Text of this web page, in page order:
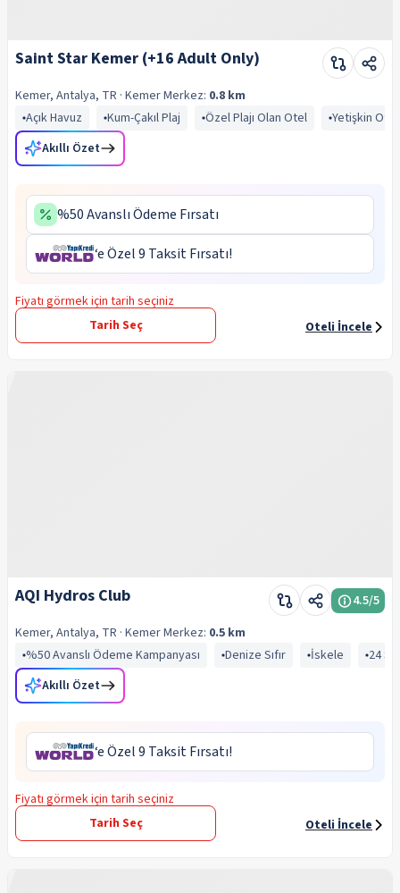
Saint Star Kemer (+16 Adult Only)
Kemer, Antalya, TR · KemerMerkez: 0.8 km
Açık Havuz
Kum-Çakıl Plaj Özel Plajı Olan Otel
Yetişkin Oteli
Akıllı Özet
%50 Avanslı Ödeme Fırsatı
‘e Özel 9 Taksit Fırsatı!
Fiyatı görmek için tarih seçiniz
Tarih Seç
Oteli İncele
AQI Hydros Club 4.5/5
Kemer, Antalya, TR · KemerMerkez: 0.5 km
%50 Avanslı Ödeme Kampanyası
Denize Sıfır İskele
24
Akıllı Özet
‘e Özel 9 Taksit Fırsatı!
Fiyatı görmek için tarih seçiniz
Tarih Seç
Oteli İncele